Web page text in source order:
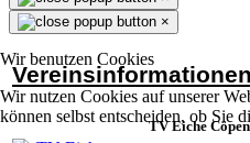
Wir benutzen Cookies
Wir nutzen Cookies auf unserer
können selbst entscheiden, ob Sie
×
TV Eiche